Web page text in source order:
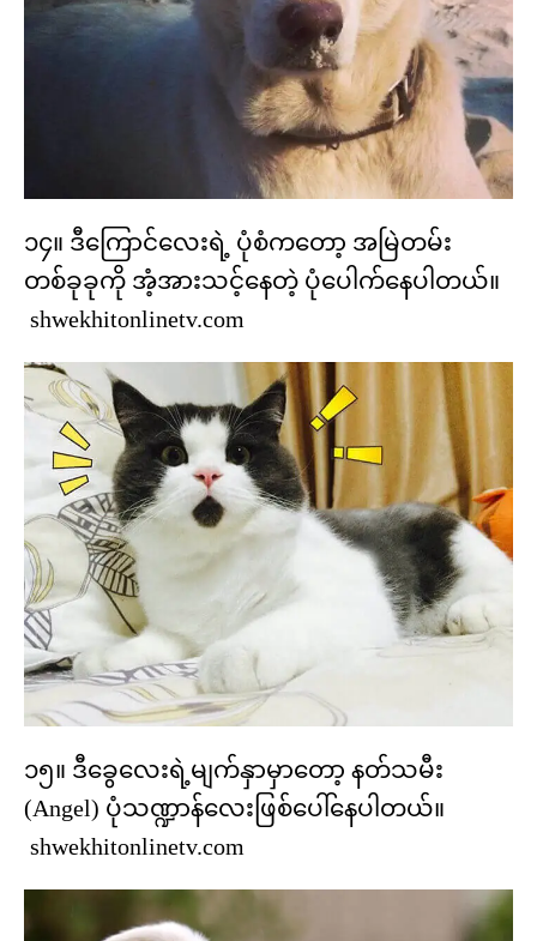
၁၄။ ဒီကြောင်လေးရဲ့ ပုံစံကတော့ အမြဲတမ်း
တစ်ခုခုကို အံ့အားသင့်နေတဲ့ ပုံပေါက်နေပါတယ်။
shwekhitonlinetv.com
၁၅။ ဒီခွေလေးရဲ့မျက်နှာမှာတော့ နတ်သမီး
(Angel) ပုံသဏ္ဍာန်လေးဖြစ်ပေါ်နေပါတယ်။
shwekhitonlinetv.com